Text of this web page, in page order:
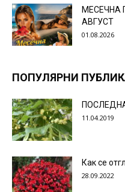
МЕСЕЧНА
АВГУСТ
01.08.2026
ПОПУЛЯРНИ
11.04.2019
Как се
28.09.2022